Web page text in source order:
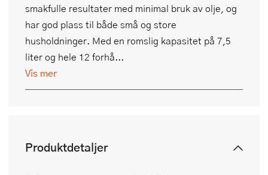
smakfulle resultater med minimal bruk av olje, og
har god plass til både små og store
husholdninger. Med en romslig kapasitet på 7,5
liter og hele 12 forhå...
Vis mer
Produktdetaljer